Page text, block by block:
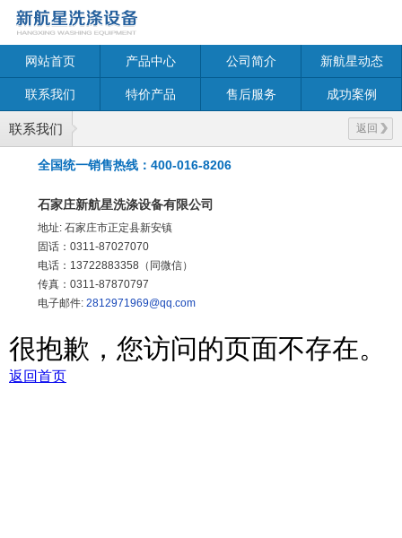
网站首页 产品中心 公司简介 新航星动态
联系我们 特价产品 售后服务 成功案例
联系我们 返回
全国统一销售热线：400-016-8206
石家庄新航星洗涤设备有限公司
地址: 石家庄市正定县新安镇
固话：0311-87027070
电话：13722883358（同微信）
传真：0311-87870797
电子邮件: 2812971969@qq.com